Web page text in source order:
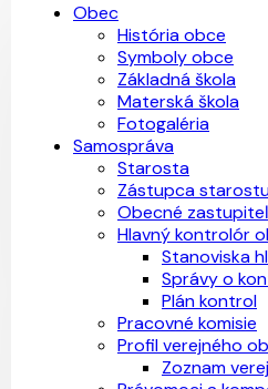
Obec
História obce
Symboly obce
Základná škola
Materská škola
Fotogaléria
Samospráva
Starosta
Zástupca
Obecné
Hlavný kontrolór
Stanoviska
Správy o
Plán kontrol
Pracovné komisie
Profil verejného
Zoznam